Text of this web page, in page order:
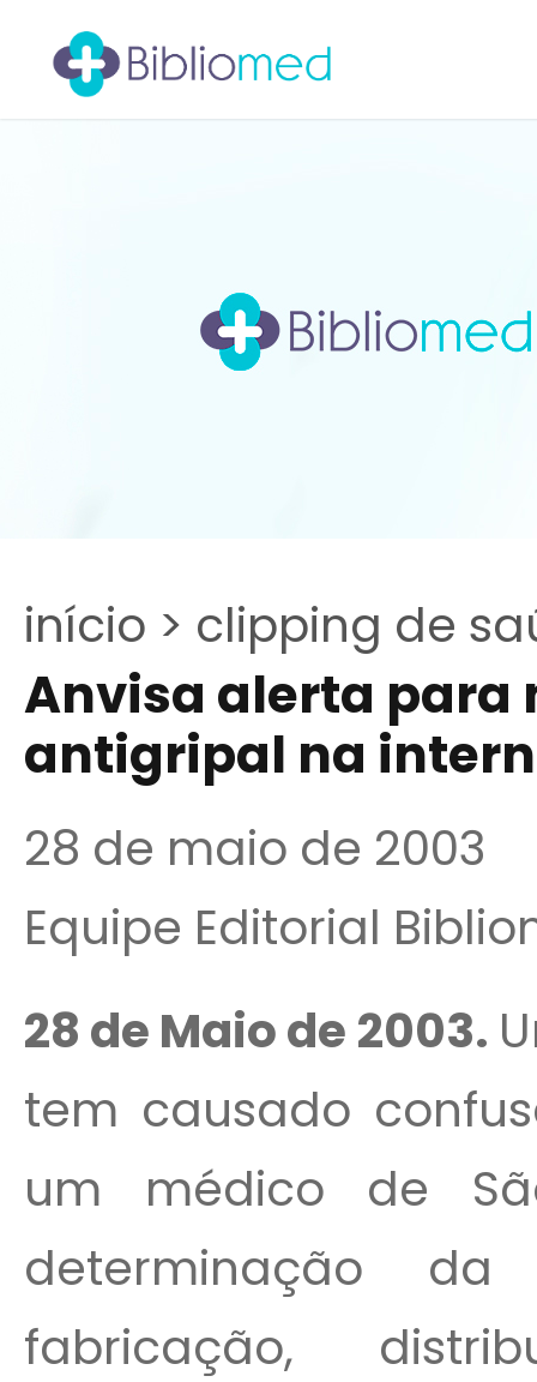
início > clipping de
Anvisa alerta para
antigripal na
28 de maio de 2003
Equipe Editorial
28 de Maio de 2003.
tem causado
um médico de
determinação
fabricação,